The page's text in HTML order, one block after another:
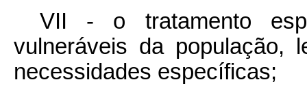
VII - o tratamento
vulneráveis da população,
necessidades específicas;